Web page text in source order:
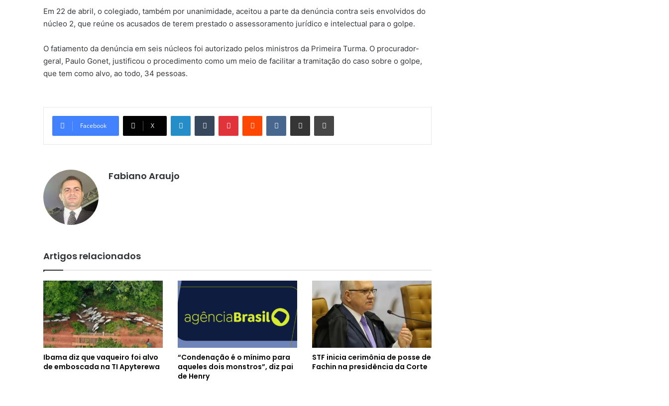
Em 22 de abril, o colegiado, também por unanimidade, aceitou a parte da denúncia contra seis envolvidos do
núcleo 2, que reúne os acusados de terem prestado o assessoramento jurídico e intelectual para o golpe.
O fatiamento da denúncia em seis núcleos foi autorizado pelos ministros da Primeira Turma. O procurador-
geral, Paulo Gonet, justificou o procedimento como um meio de facilitar a tramitação do caso sobre o golpe,
que tem como alvo, ao todo, 34 pessoas.
Facebook X
Fabiano Araujo
Artigos relacionados
Ibama diz que vaqueiro foi alvo
de emboscada na TI Apyterewa
“Condenação é o mínimo para
aqueles dois monstros”, diz pai
de Henry
STF inicia cerimônia de posse de
Fachin na presidência da Corte